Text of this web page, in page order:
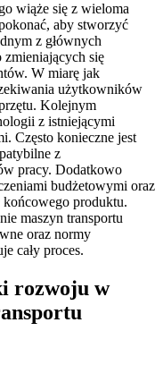
wiąże się z wieloma
aby stworzyć
z głównych
zmieniających się
W miarę jak
użytkowników
Kolejnym
z istniejącymi
Często konieczne jest
z
pracy. Dodatkowo
budżetowymi oraz
końcowego produktu.
maszyn transportu
oraz normy
cały proces.
rozwoju w